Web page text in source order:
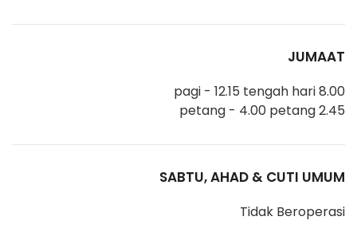
JUMAAT
8.00 pagi - 12.15 tengah hari
2.45 petang - 4.00 petang
SABTU, AHAD & CUTI UMUM
Tidak Beroperasi